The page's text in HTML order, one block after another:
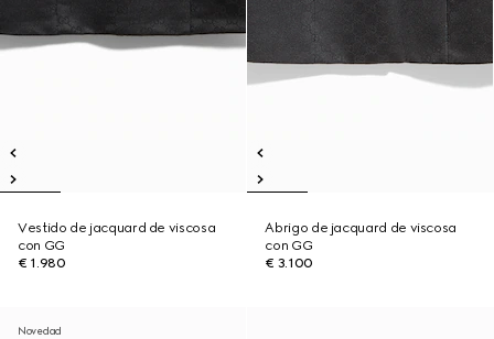
Vestido de jacquard de viscosa
con GG
€ 1.980
Abrigo de jacquard de viscosa
con GG
€ 3.100
Novedad